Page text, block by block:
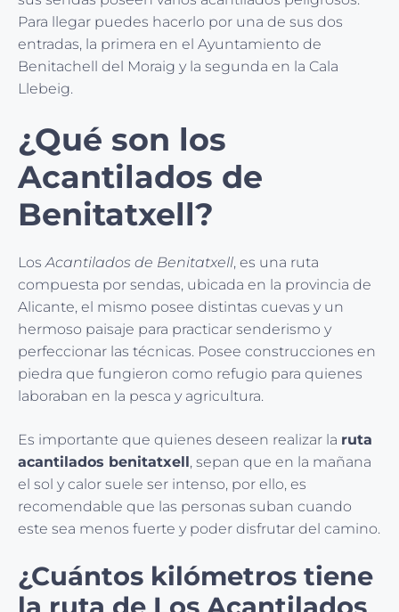
Para llegar puedes hacerlo por una de sus dos
entradas, la primera en el Ayuntamiento de
Benitachell del Moraig y la segunda en la Cala
Llebeig.
¿Qué son los
Acantilados de
Benitatxell?
LosAcantilados de Benitatxell, es una ruta
compuesta por sendas, ubicada en la provincia de
Alicante, el mismo posee distintas cuevas y un
hermoso paisaje para practicar senderismo y
perfeccionar las técnicas. Posee construcciones en
piedra que fungieron como refugio para quienes
laboraban en la pesca y agricultura.
Es importante que quienes deseen realizar la ruta
acantilados benitatxell , sepan que en la mañana
el sol y calor suele ser intenso, por ello, es
recomendable que las personas suban cuando
este sea menos fuerte y poder disfrutar del camino.
¿Cuántos kilómetros tiene